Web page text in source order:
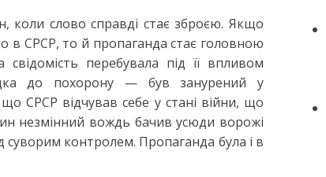
коли слово справді стає зброєю. Якщо
в СРСР, то й пропаганда стає головною
свідомість перебувала під її впливом
до похорону — був занурений у
СРСР відчував себе у стані війни, що
незмінний вождь бачив усюди ворожі
суворим контролем. Пропаганда була і в